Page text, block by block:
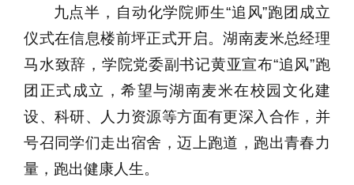
九点半，自动化学院师生“追风”跑团成立
仪式在信息楼前坪正式开启。湖南麦米总经理
马水致辞，学院党委副书记黄亚宣布“追风”跑
团正式成立，希望与湖南麦米在校园文化建
设、科研、人力资源等方面有更深入合作，并
号召同学们走出宿舍，迈上跑道，跑出青春力
量，跑出健康人生。